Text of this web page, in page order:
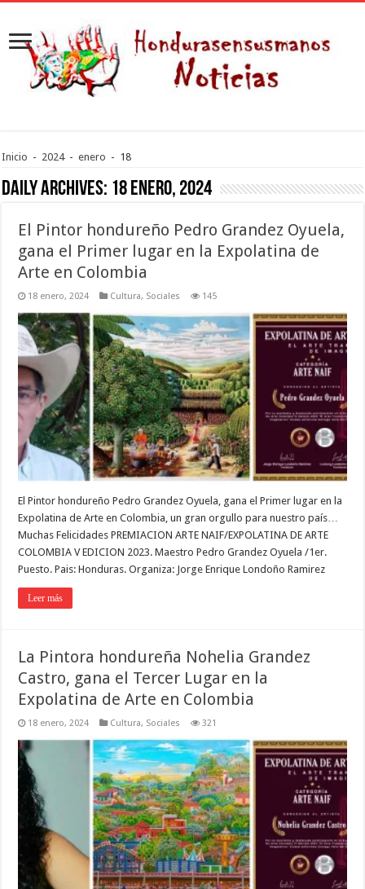
Inicio - 2024 - enero - 18
Daily Archives: 18 enero, 2024
El Pintor hondureño Pedro Grandez Oyuela,
gana el Primer lugar en la Expolatina de
Arte en Colombia
18 enero, 2024 Cultura, Sociales 145
El Pintor hondureño Pedro Grandez Oyuela, gana el Primer lugar en la
Expolatina de Arte en Colombia, un gran orgullo para nuestro país…
Muchas Felicidades PREMIACION ARTE NAIF/EXPOLATINA DE ARTE
COLOMBIA V EDICION 2023. Maestro Pedro Grandez Oyuela /1er.
Puesto. Pais: Honduras. Organiza: Jorge Enrique Londoño Ramirez
Leer más
La Pintora hondureña Nohelia Grandez
Castro, gana el Tercer Lugar en la
Expolatina de Arte en Colombia
18 enero, 2024 Cultura, Sociales 321